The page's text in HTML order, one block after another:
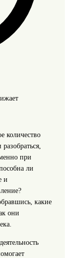
количество
при
ли
и
какие
они